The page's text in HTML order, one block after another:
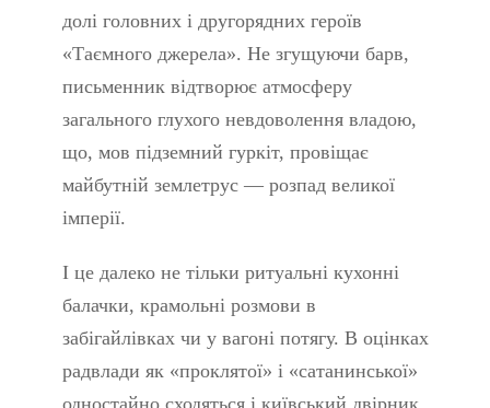
долі головних і другорядних героїв
«Таємного джерела». Не згущуючи барв,
письменник відтворює атмосферу
загального глухого невдоволення владою,
що, мов підземний гуркіт, провіщає
майбутній землетрус — розпад великої
імперії.
І це далеко не тільки ритуальні кухонні
балачки, крамольні розмови в
забігайлівках чи у вагоні потягу. В оцінках
радвлади як «проклятої» і «сатанинської»
одностайно сходяться і київський двірник